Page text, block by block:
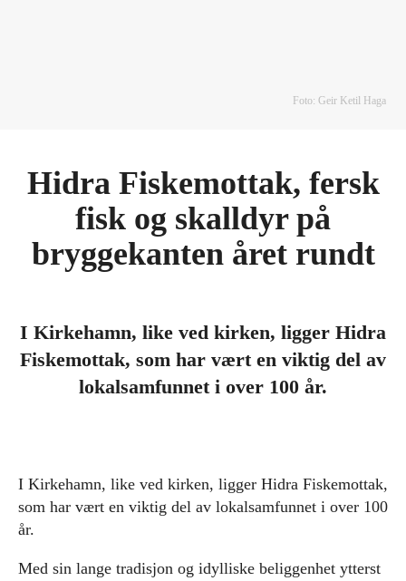
Foto: Geir Ketil Haga
Hidra Fiskemottak, fersk
fisk og skalldyr på
bryggekanten året rundt
I Kirkehamn, like ved kirken, ligger Hidra
Fiskemottak, som har vært en viktig del av
lokalsamfunnet i over 100 år.
I Kirkehamn, like ved kirken, ligger Hidra Fiskemottak,
som har vært en viktig del av lokalsamfunnet i over 100
år.
Med sin lange tradisjon og idylliske beliggenhet ytterst